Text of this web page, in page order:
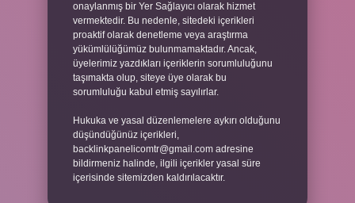
onaylanmış bir Yer Sağlayıcı olarak hizmet
vermektedir. Bu nedenle, sitedeki içerikleri
proaktif olarak denetleme veya araştırma
yükümlülüğümüz bulunmamaktadır. Ancak,
üyelerimiz yazdıkları içeriklerin sorumluluğunu
taşımakta olup, siteye üye olarak bu
sorumluluğu kabul etmiş sayılırlar.
Hukuka ve yasal düzenlemelere aykırı olduğunu
düşündüğünüz içerikleri,
backlinkpanelicomtr@gmail.com adresine
bildirmeniz halinde, ilgili içerikler yasal süre
içerisinde sitemizden kaldırılacaktır.